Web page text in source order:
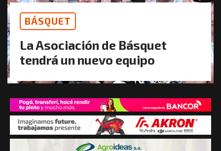
BÁSQUET
La Asociación de Básquet
tendrá un nuevo equipo